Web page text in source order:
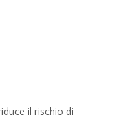
il rischio di